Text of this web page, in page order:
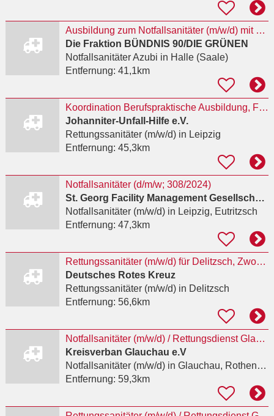
Ausbildung zum Notfallsanitäter (m/w/d) mit anschließender beamtenrechtlicher Laufbahnausbildung
Die Fraktion BÜNDNIS 90/DIE GRÜNEN
Notfallsanitäter Azubi in Halle (Saale)
Entfernung: 41,1km
Koordination Berufspraktische Ausbildung, Fachbereich Rettungsdienst & Katastrophenschutz am...
Johanniter-Unfall-Hilfe e.V.
Rettungssanitäter (m/w/d)in Leipzig
Entfernung: 45,3km
Notfallsanitäter (d/m/w; 308/2024)
St. Georg Facility Management Gesellschaft mbH
Notfallsanitäter (m/w/d)in Leipzig, Eutritzsch
Entfernung: 47,3km
Rettungssanitäter (m/w/d) für Delitzsch, Zwochau und Bad Düben
Deutsches Rotes Kreuz
Rettungssanitäter (m/w/d)in Delitzsch
Entfernung: 56,6km
Notfallsanitäter (m/w/d) / Rettungsdienst Glauchau
Kreisverban Glauchau e.V
Notfallsanitäter (m/w/d)in Glauchau, Rothenbach
Entfernung: 59,3km